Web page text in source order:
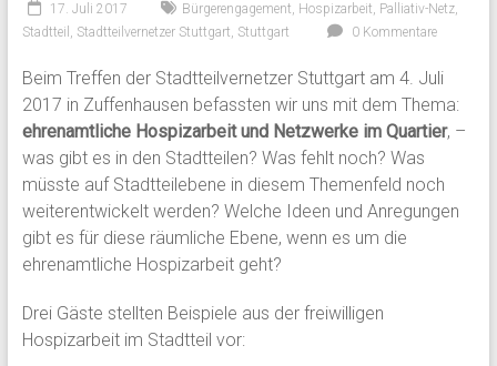
17. Juli 2017 Bürgerengagement, Hospizarbeit, Palliativ-Netz,
Stadtteil , Stadtteilvernetzer Stuttgart, Stuttgart 0 Kommentare
Beim Treffen der Stadtteilvernetzer Stuttgart am 4. Juli
2017 in Zuffenhausen befassten wir uns mit dem Thema:
ehrenamtliche Hospizarbeit und Netzwerke im Quartier, –
was gibt es in den Stadtteilen? Was fehlt noch? Was
müsste auf Stadtteilebene in diesem Themenfeld noch
weiterentwickelt werden? Welche Ideen und Anregungen
gibt es für diese räumliche Ebene, wenn es um die
ehrenamtliche Hospizarbeit geht?
Drei Gäste stellten Beispiele aus der freiwilligen
Hospizarbeit im Stadtteil vor: